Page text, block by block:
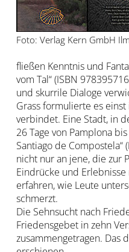
Foto: Verlag Kern GmbH
fließen Kenntnis und
vom Tal“ (ISBN
und skurrile Dialoge
Grass formulierte es
verbindet. Eine Stadt, in
26 Tage von Pamplona
Santiago de
nicht nur an jene, die zur
Eindrücke und
erfahren, wie Leute
schmerzt.
Die Sehnsucht nach
Friedensgebet in zehn
zusammengetragen. Das